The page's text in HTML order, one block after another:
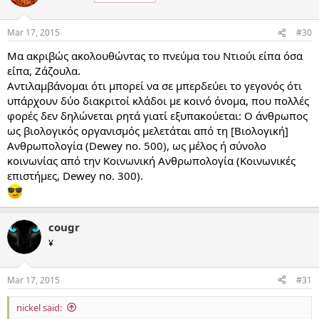
Mar 17, 2015 #30
Μα ακριβώς ακολουθώντας το πνεύμα του Ντιούι είπα όσα
είπα, Ζάζουλα.
Αντιλαμβάνομαι ότι μπορεί να σε μπερδεύει το γεγονός ότι
υπάρχουν δύο διακριτοί κλάδοι με κοινό όνομα, που πολλές
φορές δεν δηλώνεται ρητά γιατί εξυπακούεται: Ο άνθρωπος
ως βιολογικός οργανισμός μελετάται από τη [Βιολογική]
Ανθρωπολογία (Dewey no. 500), ως μέλος ή σύνολο
κοινωνίας από την Κοινωνική Ανθρωπολογία (Κοινωνικές
επιστήμες, Dewey no. 300).
cougr
¥
Mar 17, 2015 #31
nickel said: